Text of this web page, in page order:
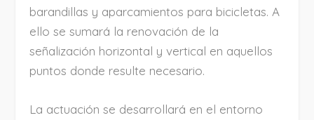
barandillas y aparcamientos para bicicletas. A
ello se sumará la renovación de la
señalización horizontal y vertical en aquellos
puntos donde resulte necesario.
La actuación se desarrollará en el entorno